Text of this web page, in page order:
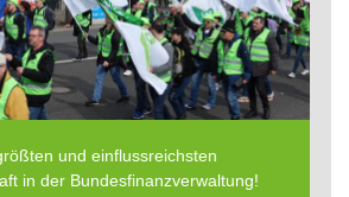
und einflussreichsten
in der Bundesfinanzverwaltung!